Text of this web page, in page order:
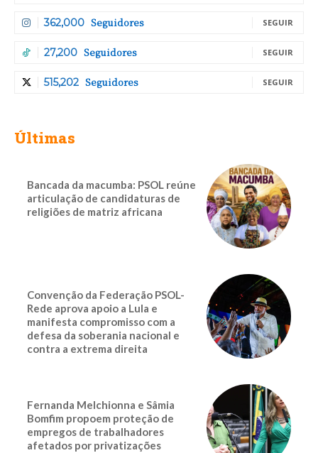
362,000 Seguidores SEGUIR
27,200 Seguidores SEGUIR
515,202 Seguidores SEGUIR
Últimas
Bancada da macumba: PSOL reúne
articulação de candidaturas de
religiões de matriz africana
Convenção da Federação PSOL-
Rede aprova apoio a Lula e
manifesta compromisso com a
defesa da soberania nacional e
contra a extrema direita
Fernanda Melchionna e Sâmia
Bomfim propoem proteção de
empregos de trabalhadores
afetados por privatizações